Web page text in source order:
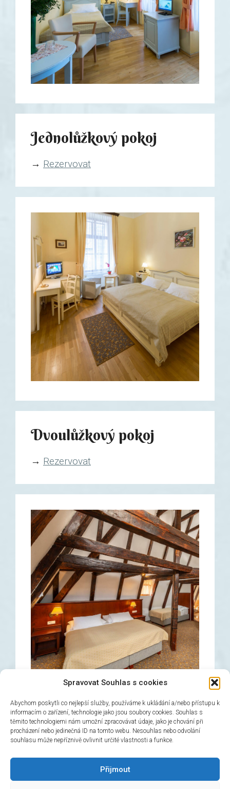
Spravovat Souhlas s cookies
Abychom poskytli co nejlepší služby, používáme k ukládání a/nebo přístupu k
informacím o zařízení, technologie jako jsou soubory cookies. Souhlas s
těmito technologiemi nám umožní zpracovávat údaje, jako je chování při
procházení nebo jedinečná ID na tomto webu. Nesouhlas nebo odvolání
souhlasu může nepříznivě ovlivnit určité vlastnosti a funkce.
Přijmout
Jednolůžkový pokoj
→ Rezervovat
Dvoulůžkový pokoj
→ Rezervovat
Třílůžkový pokoj
→Rezervovat